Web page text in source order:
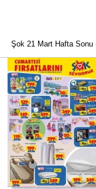
Şok 21 Mart Hafta Sonu